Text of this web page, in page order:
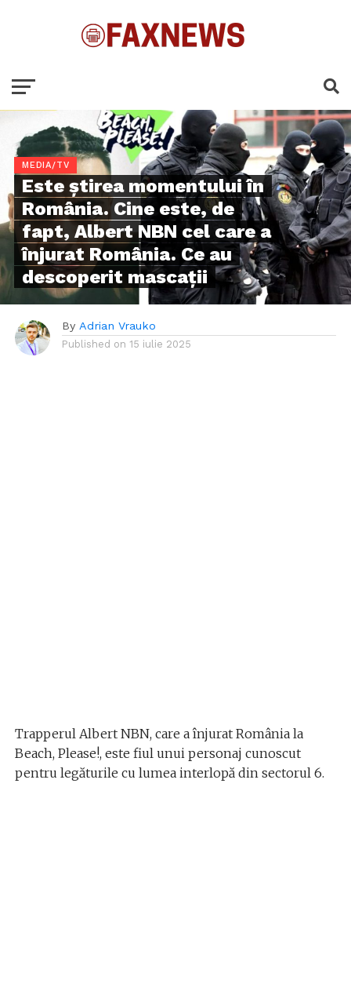
MEDIA/TV
Este știrea momentului în
România. Cine este, de
fapt, Albert NBN cel care a
înjurat România. Ce au
descoperit mascații
By Adrian Vrauko
Published on 15 iulie 2025
Trapperul Albert NBN, care a înjurat România la
Beach, Please!, este fiul unui personaj cunoscut
pentru legăturile cu lumea interlopă din sectorul 6.